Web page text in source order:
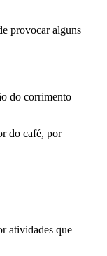
provocar alguns
do corrimento
do café, por
atividades que